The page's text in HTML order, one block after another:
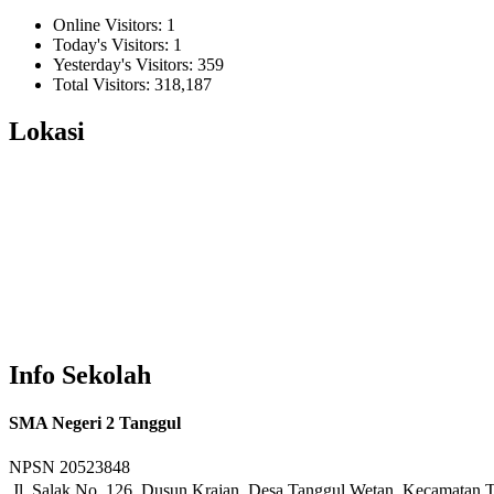
Online Visitors: 1
Today's Visitors: 1
Yesterday's Visitors: 359
Total Visitors: 318,187
Lokasi
Info Sekolah
SMA Negeri 2 Tanggul
NPSN 20523848
Jl. Salak No. 126, Dusun Krajan, Desa Tanggul Wetan, Kecamatan